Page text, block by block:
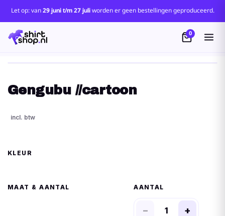
Let op: van29 juni t/m 27 juliworden er geen bestellingen geproduceerd.
0
Gengubu //cartoon
MAAT
− +